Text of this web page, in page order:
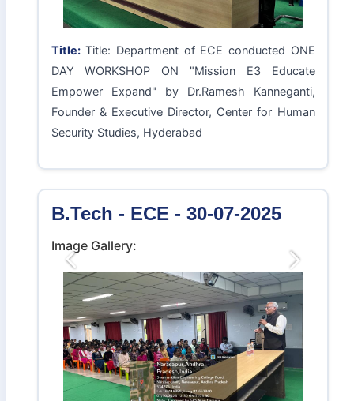
On Startup"
B.Tech - ECE - 25-08-2025
Title:Title: Department of ECE conducted ONE
DAY WORKSHOP ON "Mission E3 Educate
Empower Expand" by Dr.Ramesh Kanneganti,